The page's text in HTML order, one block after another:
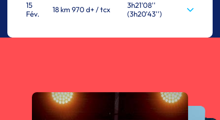
15
Fév.
18 km 970 d+ / tcx
3h21'08''
(3h20'43'')